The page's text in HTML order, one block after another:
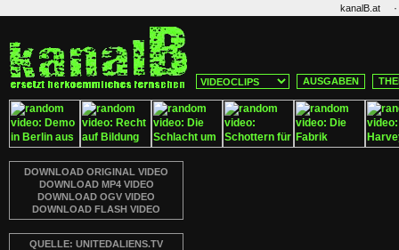
kanalB.at ·
AUSGABEN
DOWNLOAD ORIGINAL VIDEO
DOWNLOAD MP4 VIDEO
DOWNLOAD OGV VIDEO
DOWNLOAD FLASH VIDEO
QUELLE: UNITEDALIENS.TV